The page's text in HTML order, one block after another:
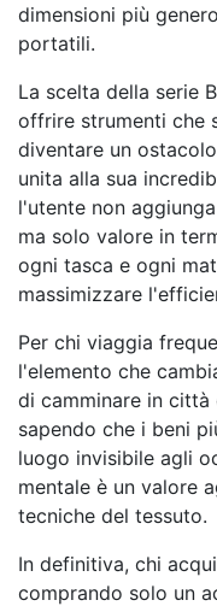
dimensioni più
portatili.
La scelta della serie
offrire strumenti che
diventare un
unita alla sua
l'utente non
ma solo valore in
ogni tasca e ogni
massimizzare
Per chi viaggia
l'elemento che
di camminare in città
sapendo che i beni
luogo invisibile agli
mentale è un valore
tecniche del tessuto.
In definitiva, chi
comprando solo un